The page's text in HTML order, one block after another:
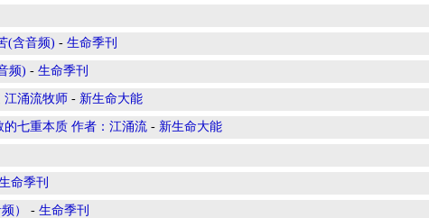
(含音频) - 生命季刊
频) - 生命季刊
江涌流牧师 - 新生命大能
七重本质 作者：江涌流 - 新生命大能
命季刊
） - 生命季刊